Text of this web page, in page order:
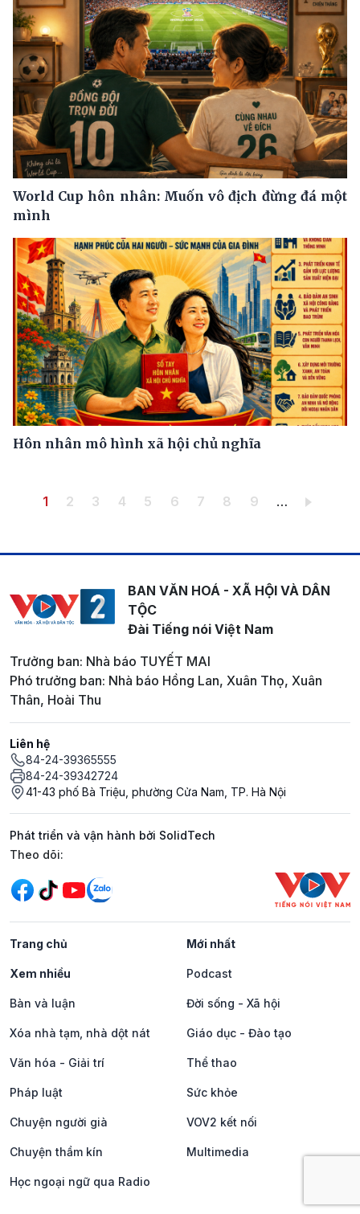
World Cup hôn nhân: Muốn vô địch đừng đá một
mình
Hôn nhân mô hình xã hội chủ nghĩa
Pagination
Trang hiện thời
1 Trang
2 Trang
3 Trang
4 Trang
5 Trang
6 Trang
7 Trang
8 Trang
9 …
BAN VĂN HOÁ - XÃ HỘI VÀ DÂN
TỘC
Đài Tiếng nói Việt Nam
Trưởng ban: Nhà báo TUYẾT MAI
Phó trưởng ban: Nhà báo Hồng Lan, Xuân Thọ, Xuân
Thân, Hoài Thu
Liên hệ
84-24-39365555
84-24-39342724
41-43 phố Bà Triệu, phường Cửa Nam, TP. Hà Nội
Phát triển và vận hành bởi SolidTech
Mạng xã hội
Theo dõi:
Trang chủ Mới nhất
Xem nhiều Podcast
Bàn và luận Đời sống - Xã hội
Xóa nhà tạm, nhà dột nát Giáo dục - Đào tạo
Văn hóa - Giải trí Thể thao
Pháp luật Sức khỏe
Chuyện người già VOV2 kết nối
Chuyện thầm kín Multimedia
Học ngoại ngữ qua Radio